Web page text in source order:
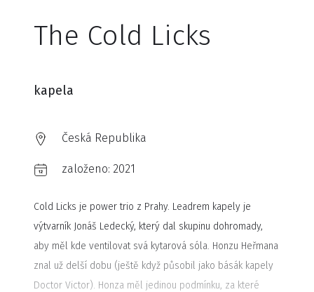
The Cold Licks
kapela
Česká Republika
založeno: 2021
Cold Licks je power trio z Prahy. Leadrem kapely je
výtvarník Jonáš Ledecký, který dal skupinu dohromady,
aby měl kde ventilovat svá kytarová sóla. Honzu Heřmana
znal už delší dobu (ještě když působil jako básák kapely
Doctor Victor). Honza měl jedinou podmínku, za které